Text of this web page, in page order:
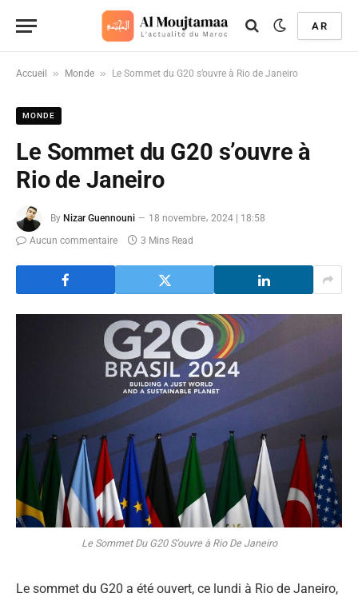
AR
Accueil » Monde » Le Sommet du G20 s’ouvre à Rio de Janeiro
MONDE
Le Sommet du G20 s’ouvre à
Rio de Janeiro
By Nizar Guennouni
18 novembre، 2024 | 18:58
Aucun commentaire
3 Mins Read
Le Sommet Du G20 S’ouvre à Rio De Janeiro
Le sommet du G20 a été ouvert, ce lundi à Rio de Janeiro,